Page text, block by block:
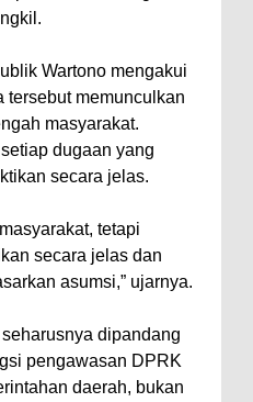
Wartono mengakui
tersebut memunculkan
masyarakat.
dugaan yang
secara jelas.
tetapi
secara jelas dan
asumsi,” ujarnya.
dipandang
pengawasan DPRK
daerah, bukan